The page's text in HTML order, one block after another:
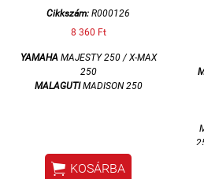
Cikkszám: R000126
8 360 Ft
YAMAHA MAJESTY 250 / X-MAX
250
MALAGUTIMADISON 250
 KOSÁRBA